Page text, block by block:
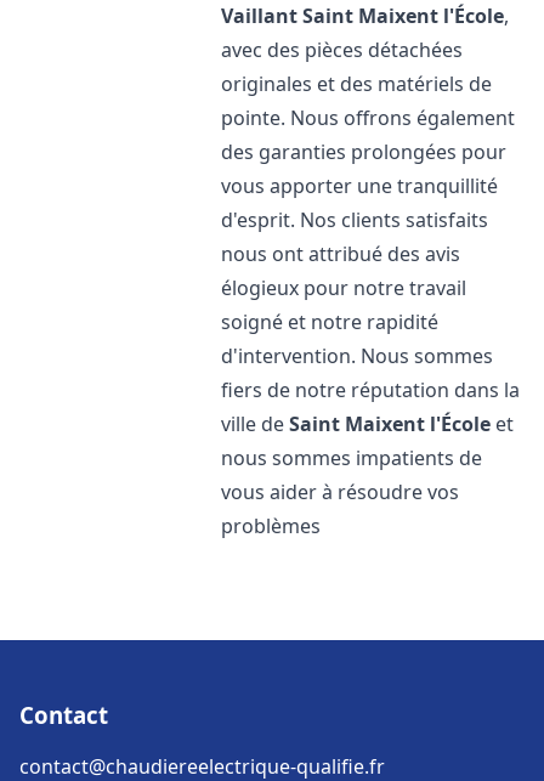
VaillantSaint Maixent l'École,
avec des pièces détachées
originales et des matériels de
pointe. Nous offrons également
des garanties prolongées pour
vous apporter une tranquillité
d'esprit. Nos clients satisfaits
nous ont attribué des avis
élogieux pour notre travail
soigné et notre rapidité
d'intervention. Nous sommes
fiers de notre réputation dans la
ville deSaint Maixent l'École et
nous sommes impatients de
vous aider à résoudre vos
problèmes
Contact
contact@chaudiereelectrique-qualifie.fr